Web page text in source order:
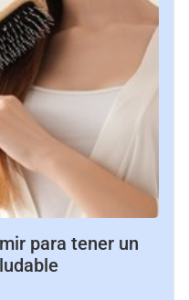
para tener un